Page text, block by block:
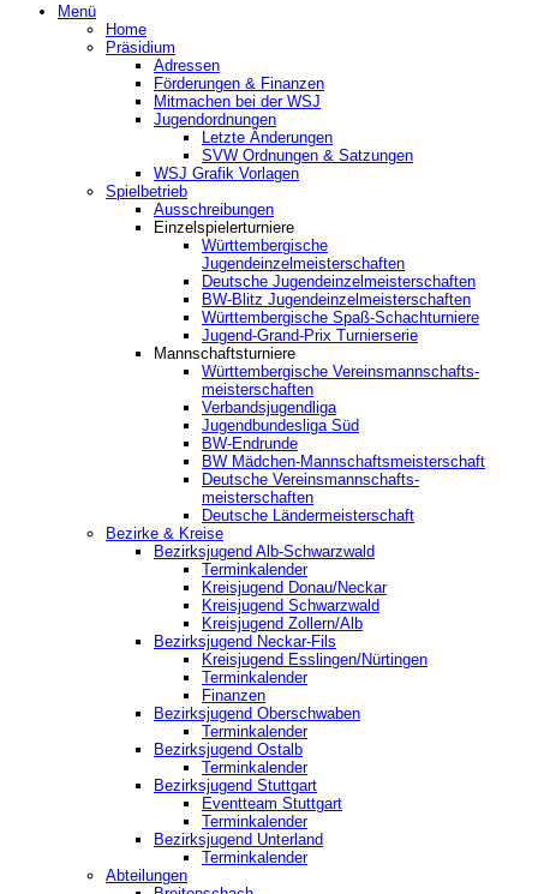
Menü
Home
Präsidium
Adressen
Förderungen & Finanzen
Mitmachen bei der WSJ
Jugendordnungen
Letzte Änderungen
SVW Ordnungen & Satzungen
WSJ Grafik Vorlagen
Spielbetrieb
Ausschreibungen
Einzelspielerturniere
Württembergische
Jugendeinzelmeisterschaften
Deutsche Jugendeinzelmeisterschaften
BW-Blitz Jugendeinzelmeisterschaften
Württembergische Spaß-Schachturniere
Jugend-Grand-Prix Turnierserie
Mannschaftsturniere
Württembergische Vereinsmannschafts-
meisterschaften
Verbandsjugendliga
Jugendbundesliga Süd
BW-Endrunde
BW Mädchen-Mannschaftsmeisterschaft
Deutsche Vereinsmannschafts-
meisterschaften
Deutsche Ländermeisterschaft
Bezirke & Kreise
Bezirksjugend Alb-Schwarzwald
Terminkalender
Kreisjugend Donau/Neckar
Kreisjugend Schwarzwald
Kreisjugend Zollern/Alb
Bezirksjugend Neckar-Fils
Kreisjugend ‎Esslingen/Nürtingen
Terminkalender
Finanzen
Bezirksjugend Oberschwaben
Terminkalender
Bezirksjugend Ostalb
Terminkalender
Bezirksjugend Stuttgart
‎Eventteam Stuttgart
Terminkalender
Bezirksjugend Unterland
Terminkalender
Abteilungen